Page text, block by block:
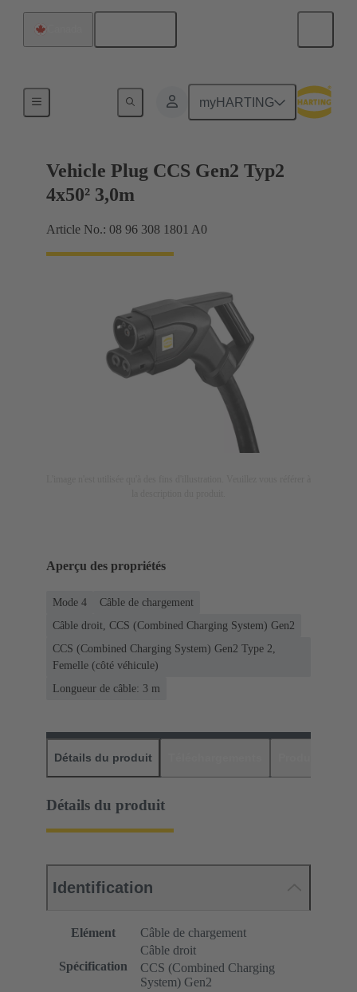
myHARTING
Câble de chargement
Vehicle Plug CCS Gen2 Typ2
4x50² 3,0m
Article No.: 08 96 308 1801 A0
Aperçu des propriétés
Mode 4
Câble de chargement
Câble droit, CCS (Combined Charging System) Gen2
CCS (Combined Charging System) Gen2 Type 2,
Femelle (côté véhicule)
Longueur de câble: 3 m
Détails du produit
Détails du produit
Identification
Elément Câble de chargement
Spécification
Câble droit
CCS (Combined Charging
System) Gen2